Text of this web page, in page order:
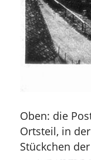
Oben: die
Ortsteil, in
Stückchen